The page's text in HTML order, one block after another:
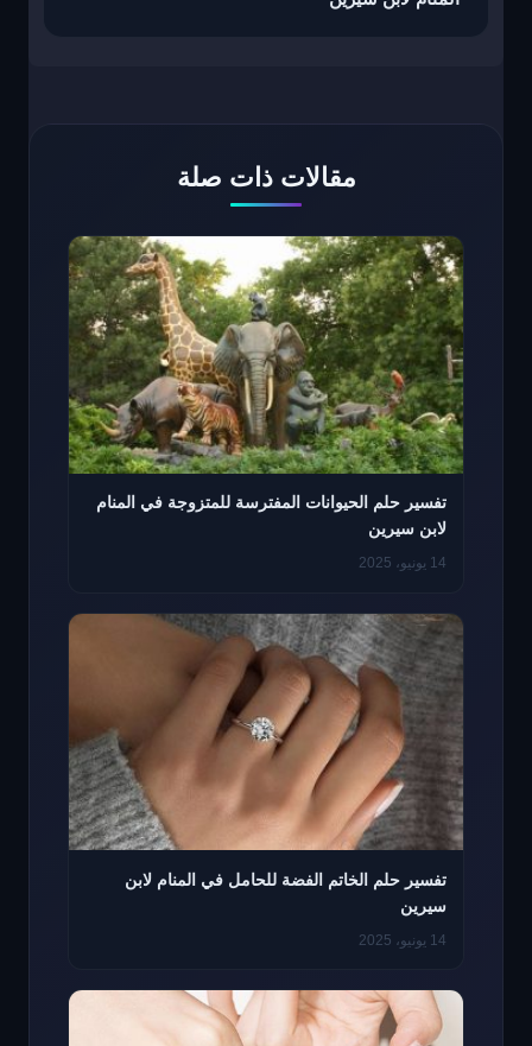
مقالات ذات صلة
تفسير حلم الحيوانات المفترسة للمتزوجة في المنام
لابن سيرين
14 يونيو، 2025
تفسير حلم الخاتم الفضة للحامل في المنام لابن
سيرين
14 يونيو، 2025